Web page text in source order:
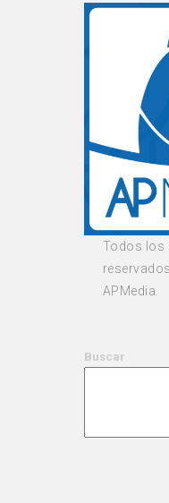
Todos los
APMedia.
Buscar